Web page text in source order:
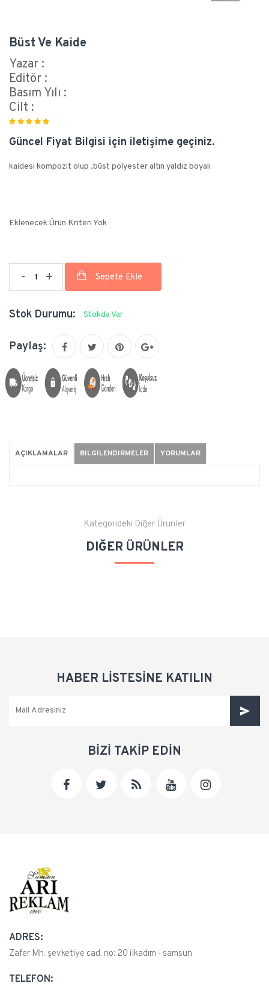
Büst Ve Kaide
Yazar :
Editör :
Basım Yılı :
Cilt :
Güncel Fiyat Bilgisi için iletişime geçiniz.
kaidesi kompozit olup .büst polyester altın yaldız boyalı
Eklenecek Ürün Kriteri Yok
- +
Stok Durumu: Stokda Var
Paylaş:
AÇIKLAMALAR BILGILENDIRMELER YORUMLAR
Kategorideki Diğer Ürünler
DIĞER ÜRÜNLER
HABER LİSTESİNE KATILIN
BİZİ TAKİP EDİN
ADRES:
Zafer Mh. şevketiye cad. no: 20 ilkadım - samsun
TELEFON: